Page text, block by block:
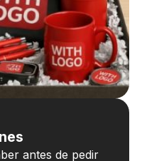
antes de pedir